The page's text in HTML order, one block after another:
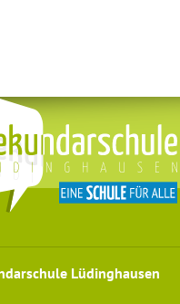
Lüdinghausen